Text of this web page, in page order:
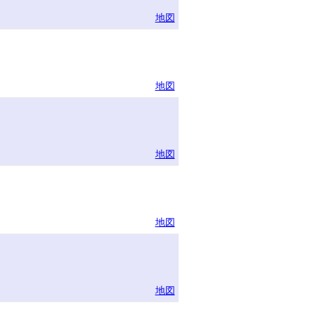
地図
地図
地図
地図
地図